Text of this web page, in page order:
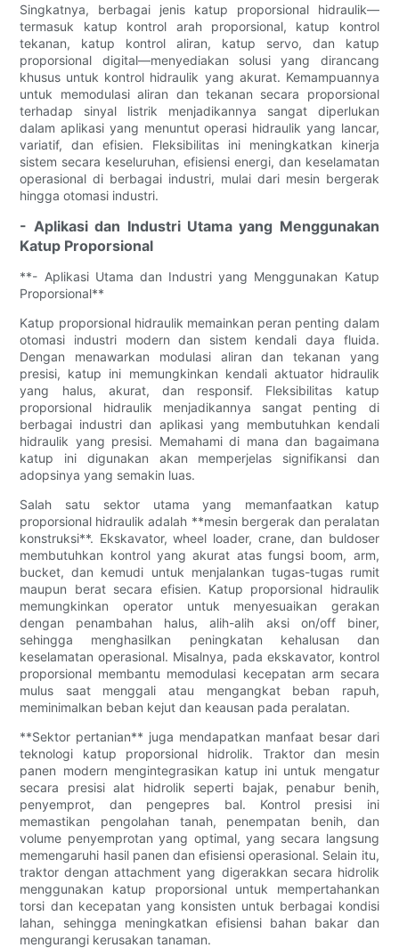
Singkatnya, berbagai jenis katup proporsional hidraulik—
termasuk katup kontrol arah proporsional, katup kontrol
tekanan, katup kontrol aliran, katup servo, dan katup
proporsional digital—menyediakan solusi yang dirancang
khusus untuk kontrol hidraulik yang akurat. Kemampuannya
untuk memodulasi aliran dan tekanan secara proporsional
terhadap sinyal listrik menjadikannya sangat diperlukan
dalam aplikasi yang menuntut operasi hidraulik yang lancar,
variatif, dan efisien. Fleksibilitas ini meningkatkan kinerja
sistem secara keseluruhan, efisiensi energi, dan keselamatan
operasional di berbagai industri, mulai dari mesin bergerak
hingga otomasi industri.
- Aplikasi dan Industri Utama yang Menggunakan
Katup Proporsional
**- Aplikasi Utama dan Industri yang Menggunakan Katup
Proporsional**
Katup proporsional hidraulik memainkan peran penting dalam
otomasi industri modern dan sistem kendali daya fluida.
Dengan menawarkan modulasi aliran dan tekanan yang
presisi, katup ini memungkinkan kendali aktuator hidraulik
yang halus, akurat, dan responsif. Fleksibilitas katup
proporsional hidraulik menjadikannya sangat penting di
berbagai industri dan aplikasi yang membutuhkan kendali
hidraulik yang presisi. Memahami di mana dan bagaimana
katup ini digunakan akan memperjelas signifikansi dan
adopsinya yang semakin luas.
Salah satu sektor utama yang memanfaatkan katup
proporsional hidraulik adalah **mesin bergerak dan peralatan
konstruksi**. Ekskavator, wheel loader, crane, dan buldoser
membutuhkan kontrol yang akurat atas fungsi boom, arm,
bucket, dan kemudi untuk menjalankan tugas-tugas rumit
maupun berat secara efisien. Katup proporsional hidraulik
memungkinkan operator untuk menyesuaikan gerakan
dengan penambahan halus, alih-alih aksi on/off biner,
sehingga menghasilkan peningkatan kehalusan dan
keselamatan operasional. Misalnya, pada ekskavator, kontrol
proporsional membantu memodulasi kecepatan arm secara
mulus saat menggali atau mengangkat beban rapuh,
meminimalkan beban kejut dan keausan pada peralatan.
**Sektor pertanian** juga mendapatkan manfaat besar dari
teknologi katup proporsional hidrolik. Traktor dan mesin
panen modern mengintegrasikan katup ini untuk mengatur
secara presisi alat hidrolik seperti bajak, penabur benih,
penyemprot, dan pengepres bal. Kontrol presisi ini
memastikan pengolahan tanah, penempatan benih, dan
volume penyemprotan yang optimal, yang secara langsung
memengaruhi hasil panen dan efisiensi operasional. Selain itu,
traktor dengan attachment yang digerakkan secara hidrolik
menggunakan katup proporsional untuk mempertahankan
torsi dan kecepatan yang konsisten untuk berbagai kondisi
lahan, sehingga meningkatkan efisiensi bahan bakar dan
mengurangi kerusakan tanaman.